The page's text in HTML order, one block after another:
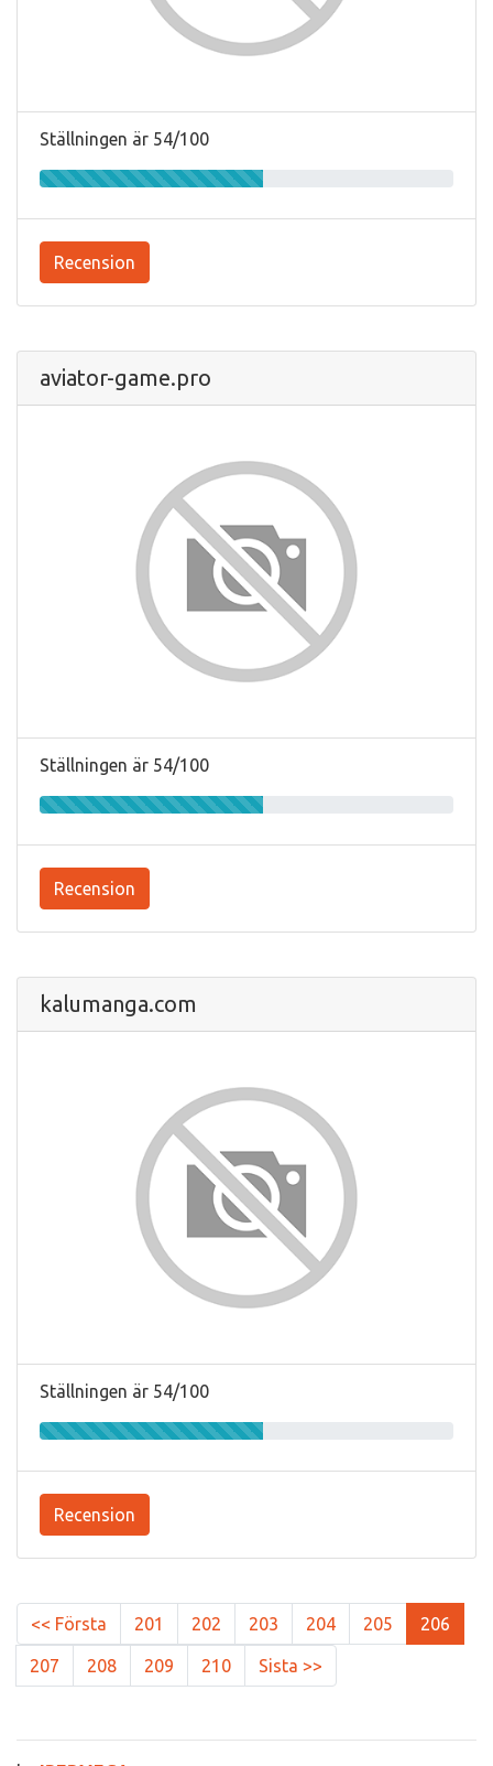
Ställningen är 54/100
Recension
aviator-game.pro
Ställningen är 54/100
Recension
kalumanga.com
Ställningen är 54/100
Recension
<< Första 201 202 203 204 205 206
207 208 209 210 Sista >>